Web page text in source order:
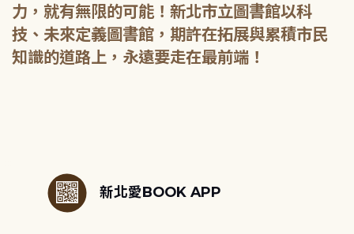
力，就有無限的可能！新北市立圖書館以科
技、未來定義圖書館，期許在拓展與累積市民
知識的道路上，永遠要走在最前端！
新北愛BOOK APP